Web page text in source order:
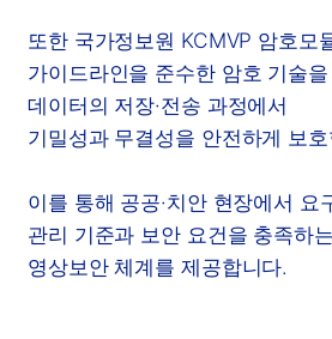
또한 국가정보원 KCMVP 암호모
가이드라인을 준수한 암호 기술
데이터의 저장·전송 과정에서
기밀성과 무결성을 안전하게 보
이를 통해 공공·치안 현장에서 요
관리 기준과 보안 요건을 충족하
영상보안 체계를 제공합니다.